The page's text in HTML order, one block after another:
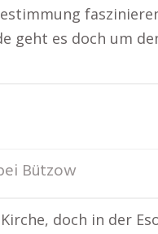
geht es doch um
Bützow
doch in der